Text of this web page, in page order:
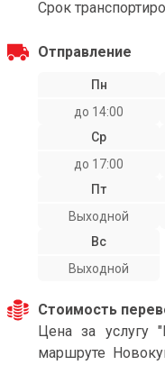
Срок
Отправление
Пн
до 14:00
Ср
до 17:00
Пт
Выходной
Вс
Выходной
Стоимость
Цена за услугу
маршруте